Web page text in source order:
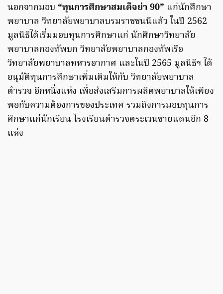
นอกจากมอบ “ทุนการศึกษาสมเด็จย่า 90” แก่นักศึกษา
พยาบาล วิทยาลัยพยาบาลบรมราชชนนีแล้ว ในปี 2562
มูลนิธิได้เริ่มมอบทุนการศึกษาแก่ นักศึกษาวิทยาลัย
พยาบาลกองทัพบก วิทยาลัยพยาบาลกองทัพเรือ
วิทยาลัยพยาบาลทหารอากาศ และในปี 2565 มูลนิธิฯ ได้
อนุมัติทุนการศึกษาเพิ่มเติมให้กับ วิทยาลัยพยาบาล
ตำรวจ อีกหนึ่งแห่ง เพื่อส่งเสริมการผลิตพยาบาลให้เพียง
พอกับความต้องการของประเทศ รวมถึงการมอบทุนการ
ศึกษาแก่นักเรียน โรงเรียนตำรวจตระเวนชายแดนอีก 8
แห่ง